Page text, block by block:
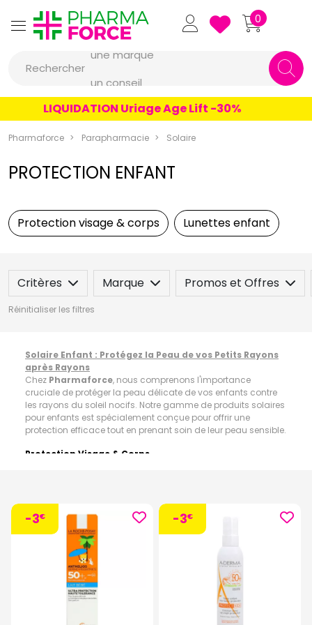
Pharmaforce Grande
0
Rechercher
une marque
un produit
une marque
LIQUIDATION Uriage Age Lift -30%
Pharmaforce Parapharmacie Solaire
PROTECTION ENFANT
Protection visage & corps Lunettes enfant
Critères Marque Promos et Offres
Réinitialiser les filtres
Solaire Enfant : Protégez la Peau de vos Petits Rayons
après Rayons
Chez Pharmaforce, nous comprenons l'importance
cruciale de protéger la peau délicate de vos enfants contre
les rayons du soleil nocifs. Notre gamme de produits solaires
pour enfants est spécialement conçue pour offrir une
protection efficace tout en prenant soin de leur peau sensible.
Protection Visage & Corps
formulées pour leur peau délicate. Nos produits offrent une
protection à large spectre contre les rayons UVA et UVB, tout
en étant doux et non irritants.
En plus de nos crèmes solaires, découvrez notre gamme de
lotions solaires et de sprays faciles à appliquer,
spécialement conçus pour une protection optimale du
visage et du corps de vos petits. Nos formules sont
résistantes à l'eau et à la sueur, assurant une protection
-3€ -3€